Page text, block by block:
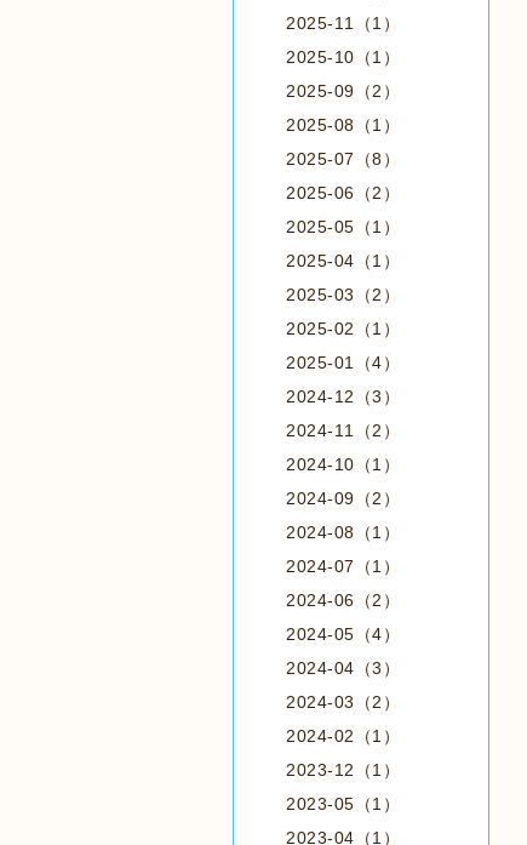
2025-11（1）
2025-10（1）
2025-09（2）
2025-08（1）
2025-07（8）
2025-06（2）
2025-05（1）
2025-04（1）
2025-03（2）
2025-02（1）
2025-01（4）
2024-12（3）
2024-11（2）
2024-10（1）
2024-09（2）
2024-08（1）
2024-07（1）
2024-06（2）
2024-05（4）
2024-04（3）
2024-03（2）
2024-02（1）
2023-12（1）
2023-05（1）
2023-04（1）